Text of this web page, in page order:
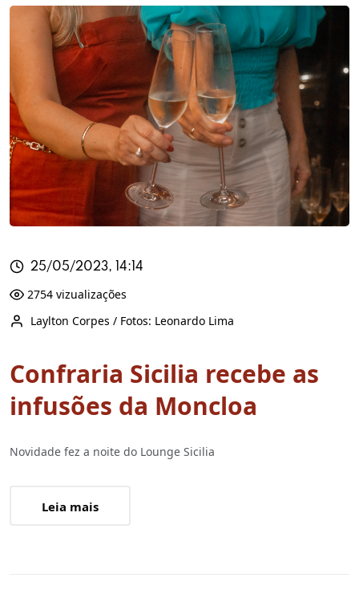
25/05/2023, 14:14
2754 vizualizações
Laylton Corpes / Fotos: Leonardo Lima
Confraria Sicilia recebe as
infusões da Moncloa
Novidade fez a noite do Lounge Sicilia
Leia mais